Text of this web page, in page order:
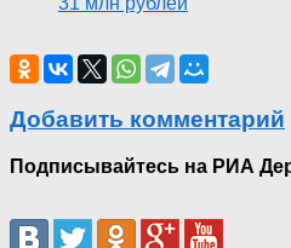
Добавить комментарий
Подписывайтесь на РИА